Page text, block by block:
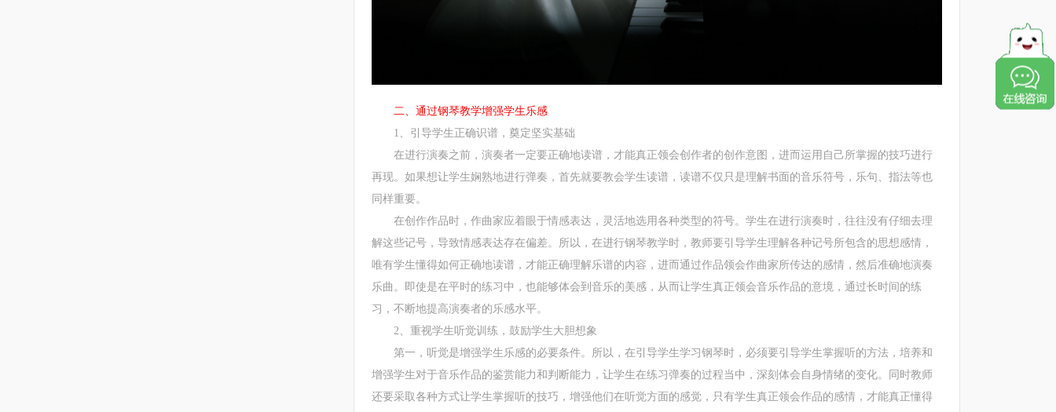
二、通过钢琴教学增强学生乐感
1、引导学生正确识谱，奠定坚实基础
在进行演奏之前，演奏者一定要正确地读谱，才能真正领会创作者的创作意图，进而运用自己所掌握的技巧进行
再现。如果想让学生娴熟地进行弹奏，首先就要教会学生读谱，读谱不仅只是理解书面的音乐符号，乐句、指法等也
同样重要。
在创作作品时，作曲家应着眼于情感表达，灵活地选用各种类型的符号。学生在进行演奏时，往往没有仔细去理
解这些记号，导致情感表达存在偏差。所以，在进行钢琴教学时，教师要引导学生理解各种记号所包含的思想感情，
唯有学生懂得如何正确地读谱，才能正确理解乐谱的内容，进而通过作品领会作曲家所传达的感情，然后准确地演奏
乐曲。即使是在平时的练习中，也能够体会到音乐的美感，从而让学生真正领会音乐作品的意境，通过长时间的练
习，不断地提高演奏者的乐感水平。
2、重视学生听觉训练，鼓励学生大胆想象
第一，听觉是增强学生乐感的必要条件。所以，在引导学生学习钢琴时，必须要引导学生掌握听的方法，培养和
增强学生对于音乐作品的鉴赏能力和判断能力，让学生在练习弹奏的过程当中，深刻体会自身情绪的变化。同时教师
还要采取各种方式让学生掌握听的技巧，增强他们在听觉方面的感觉，只有学生真正领会作品的感情，才能真正懂得